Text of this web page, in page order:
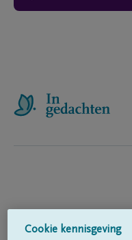
Cookie kennisgeving